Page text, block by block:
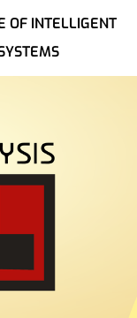
OF INTELLIGENT